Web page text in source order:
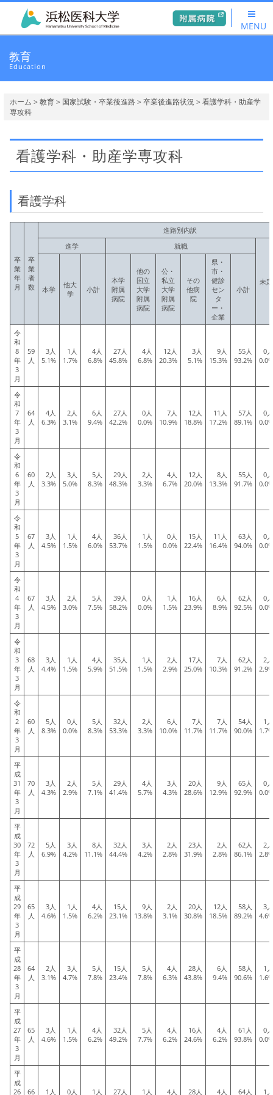
MENU
教育
Education
ホーム > 教育> 国家試験・卒業後進路> 卒業後進路状況> 看護学科・助産学
専攻科
看護学科・助産学専攻科
看護学科
卒
業
年
月
卒
業
者
数
進路別内訳
進学
就職
未定
本学
他大
学
小計
本学
附属
病院
他の
国立
大学
附属
病院
公・
私立
大学
附属
病院
その
他病
院
県・
市・
健診
セン
タ
ー・
企業
小計
令
和
8
年
3
月
59
人
3人
5.1%
1人
1.7%
4人
6.8%
27人
45.8%
4人
6.8%
12人
20.3%
3人
5.1%
9人
15.3%
55人
93.2%
0人
0.0%
令
和
7
年
3
月
64
人
4人
6.3%
2人
3.1%
6人
9.4%
27人
42.2%
0人
0.0%
7人
10.9%
12人
18.8%
11人
17.2%
57人
89.1%
0人
0.0%
令
和
6
年
3
月
60
人
2人
3.3%
3人
5.0%
5人
8.3%
29人
48.3%
2人
3.3%
4人
6.7%
12人
20.0%
8人
13.3%
55人
91.7%
0人
0.0%
令
和
5
年
3
月
67
人
3人
4.5%
1人
1.5%
4人
6.0%
36人
53.7%
1人
1.5%
0人
0.0%
15人
22.4%
11人
16.4%
63人
94.0%
0人
0.0%
令
和
4
年
3
月
67
人
3人
4.5%
2人
3.0%
5人
7.5%
39人
58.2%
0人
0.0%
1人
1.5%
16人
23.9%
6人
8.9%
62人
92.5%
0人
0.0%
令
和
3
年
3
月
68
人
3人
4.4%
1人
1.5%
4人
5.9%
35人
51.5%
1人
1.5%
2人
2.9%
17人
25.0%
7人
10.3%
62人
91.2%
2人
2.9%
令
和
2
年
3
月
60
人
5人
8.3%
0人
0.0%
5人
8.3%
32人
53.3%
2人
3.3%
6人
10.0%
7人
11.7%
7人
11.7%
54人
90.0%
1人
1.7%
平
成
31
年
3
月
70
人
3人
4.3%
2人
2.9%
5人
7.1%
29人
41.4%
4人
5.7%
3人
4.3%
20人
28.6%
9人
12.9%
65人
92.9%
0人
0.0%
平
成
30
年
3
月
72
人
5人
6.9%
3人
4.2%
8人
11.1%
32人
44.4%
3人
4.2%
2人
2.8%
23人
31.9%
2人
2.8%
62人
86.1%
2人
2.8%
平
成
29
年
3
月
65
人
3人
4.6%
1人
1.5%
4人
6.2%
15人
23.1%
9人
13.8%
2人
3.1%
20人
30.8%
12人
18.5%
58人
89.2%
3人
4.6%
平
成
28
年
3
月
64
人
2人
3.1%
3人
4.7%
5人
7.8%
15人
23.4%
5人
7.8%
4人
6.3%
28人
43.8%
6人
9.4%
58人
90.6%
1人
1.6%
平
成
27
年
3
月
65
人
3人
4.6%
1人
1.5%
4人
6.2%
32人
49.2%
5人
7.7%
4人
6.2%
16人
24.6%
4人
6.2%
61人
93.8%
0人
0.0%
平
成
26
66 1人 0人 1人 27人 1人 4人 28人 4人 64人 1人